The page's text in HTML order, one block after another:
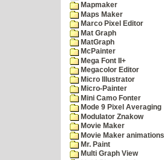
Mapmaker
Maps Maker
Marco Pixel Editor
Mat Graph
MatGraph
McPainter
Mega Font II+
Megacolor Editor
Micro Illustrator
Micro-Painter
Mini Camo Fonter
Mode 9 Pixel Averaging
Modulator Znakow
Movie Maker
Movie Maker animations
Mr. Paint
Multi Graph View